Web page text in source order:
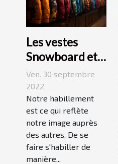
Les vestes
Snowboard et
Ski
Ven. 30 septembre
2022
Notre habillement
est ce qui reflète
notre image auprès
des autres. De se
faire s'habiller de
manière...